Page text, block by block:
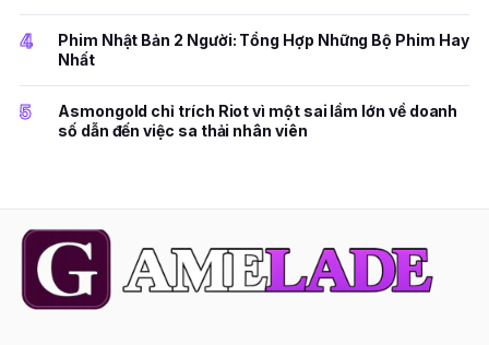
4
Phim Nhật Bản 2 Người: Tổng Hợp Những Bộ Phim Hay
Nhất
5
Asmongold chỉ trích Riot vì một sai lầm lớn về doanh
số dẫn đến việc sa thải nhân viên